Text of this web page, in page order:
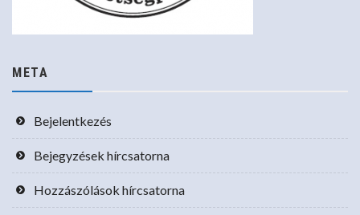
META
Bejelentkezés
Bejegyzések hírcsatorna
Hozzászólások hírcsatorna